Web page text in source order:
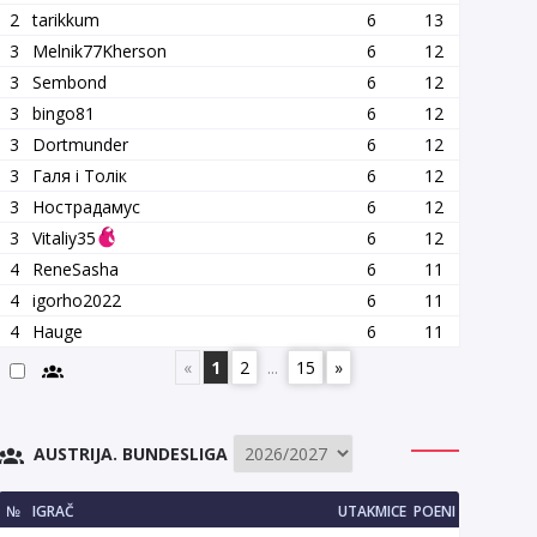
2 tarikkum 6
13
3
Melnik77Kherson 6
12
3
Sembond 6
12
3
bingo81 6
12
3
Dortmunder 6
12
3
Галя і Толік 6
12
3
Нострадамус 6
12
3
Vitaliy35 6
12
4
ReneSasha 6
11
4 igorho2022 6
11
4
Hauge 6
11
«
1 2 ... 15 »
AUSTRIJA. BUNDESLIGA
№ IGRAČ UTAKMICE POENI